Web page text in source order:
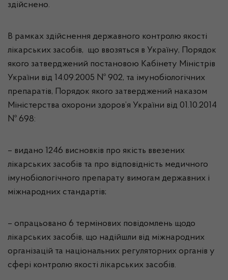
здійснено.
В рамках здійснення державного контролю якості
лікарських засобів, що ввозяться в Україну, Порядок
якого затверджений постановою Кабінету Міністрів
України від 14.09.2005 № 902, та імунобіологічних
препаратів, Порядок якого затверджений наказом
Міністерства охорони здоров’я України від 01.10.2014
№ 698:
– видано 1246 висновків про якість ввезених
лікарських засобів та про відповідність медичного
імунобіологічного препарату вимогам державних і
міжнародних стандартів;
– опрацьовано 6 термінових повідомлень щодо
лікарських засобів, що надійшли від міжнародних
організацій та національних регуляторних органів у
сфері контролю якості лікарських засобів.